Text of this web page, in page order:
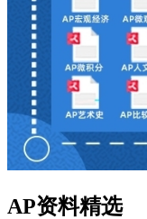
AP资料精选